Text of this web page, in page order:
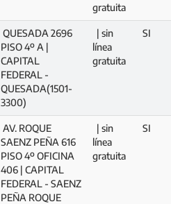
gratuita
QUESADA 2696
PISO 4º A |
CAPITAL
FEDERAL -
QUESADA(1501-
3300)
| sin
línea
gratuita
SI
AV. ROQUE
SAENZ PEÑA 616
PISO 4º OFICINA
406 | CAPITAL
FEDERAL - SAENZ
PEÑA ROQUE
| sin
línea
gratuita
SI